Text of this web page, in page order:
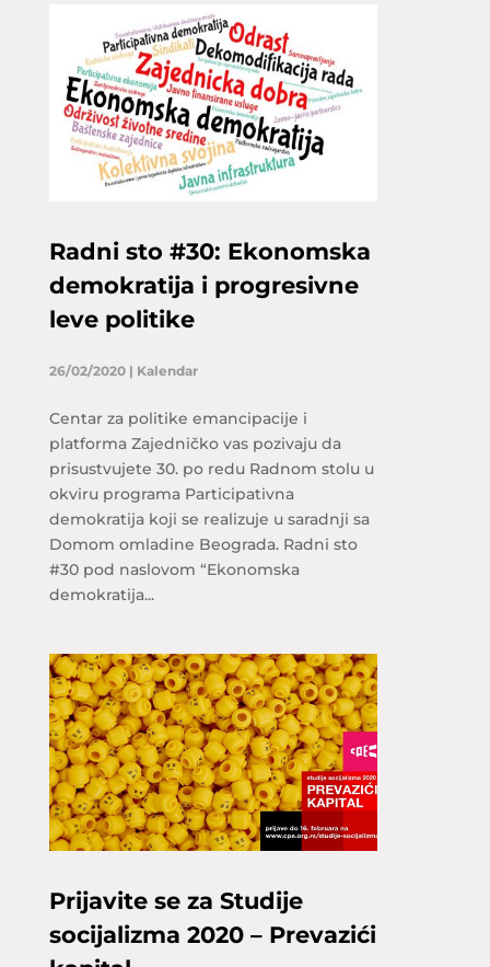
Radni sto #30: Ekonomska
demokratija i progresivne
leve politike
26/02/2020| Kalendar
Centar za politike emancipacije i
platforma Zajedničko vas pozivaju da
prisustvujete 30. po redu Radnom stolu u
okviru programa Participativna
demokratija koji se realizuje u saradnji sa
Domom omladine Beograda. Radni sto
#30 pod naslovom “Ekonomska
demokratija...
Prijavite se za Studije
socijalizma 2020 – Prevazići